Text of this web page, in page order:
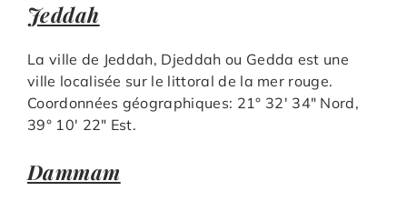
Jeddah
La ville de Jeddah, Djeddah ou Gedda est une
ville localisée sur le littoral de la mer rouge.
Coordonnées géographiques: 21° 32′ 34″ Nord,
39° 10′ 22″ Est.
Dammam